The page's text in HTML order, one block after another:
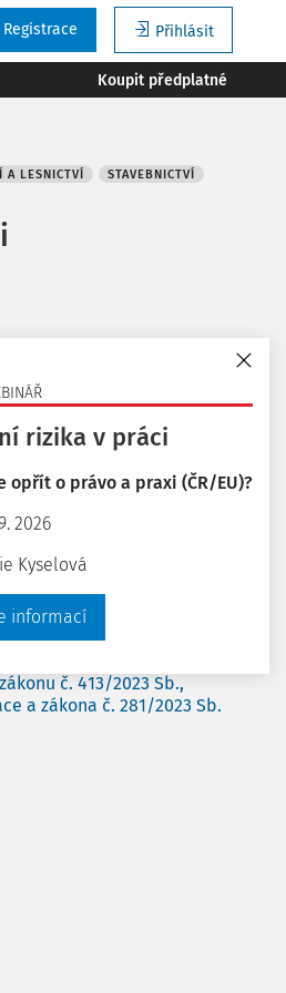
Přihlásit
Registrace
Koupit předplatné
rizika v práci
opřít o právo a praxi (ČR/EU)?
2026
Kyselová
informací
A LESNICTVÍ
STAVEBNICTVÍ
zprávy
č. 262/2006 Sb.,
č. 230/2024 Sb.,
a některých dalších
č. 413/2023 Sb.,
a zákona č. 281/2023 Sb.